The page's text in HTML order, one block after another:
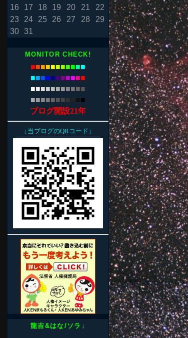
16
17 18 19 20 21
22
23
24 25 26 27 28
29
30 31
MONITOR CHECK!
■■■■■■■■■■■
■■■■■■■■■■■
■■■■■■■■■■■
■■■■■■■■ ■■
ブログ開設21年
↓当ブログのQRコード↓
龍吉&はな/ソラ↓